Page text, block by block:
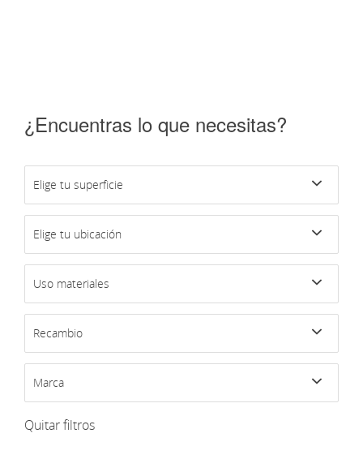
¿Encuentras lo que necesitas?
Elige tu superficie
Elige tu ubicación
Uso materiales
Recambio
Marca
Quitar filtros